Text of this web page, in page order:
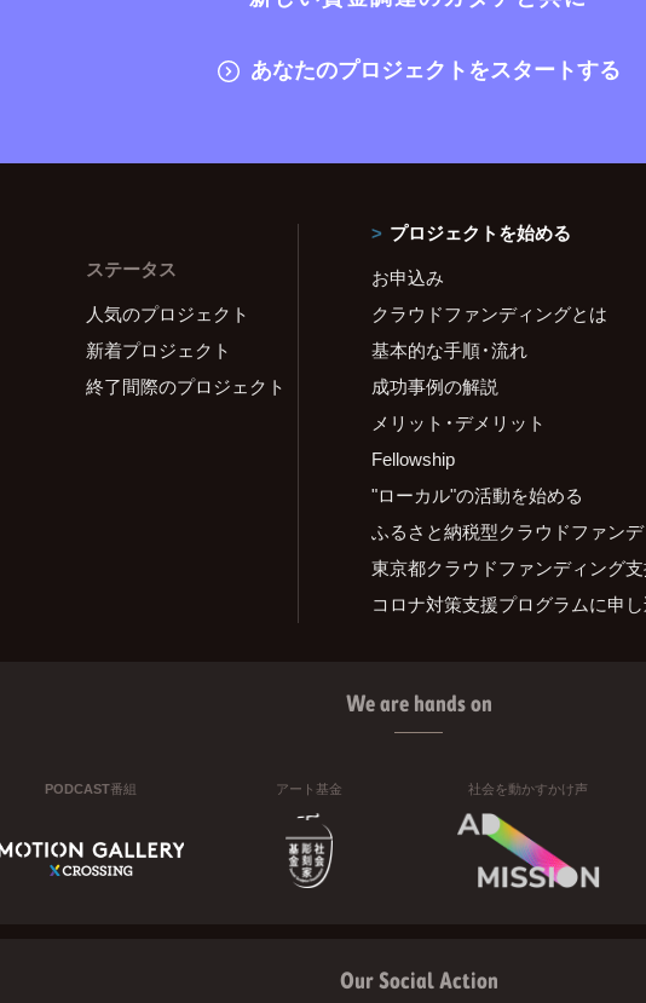
あなたのプロジェクトをスタートする
ステータス
人気のプロジェクト
新着プロジェクト
終了間際のプロジェクト
プロジェクトを始める
お申込み
クラウドファンディングとは
基本的な手順・流れ
成功事例の解説
メリット・デメリット
Fellowship
"ローカル"の活動を始める
ふるさと納税型クラウドファン
東京都クラウドファンディング
コロナ対策支援プログラムに申
We are hands on
PODCAST番組 アート基金 社会を動かすかけ声
Our Social Action